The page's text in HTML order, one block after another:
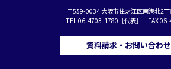
〒559-0034 大阪市住之江区南港北2
TEL 06-4703-1780［代表］ FAX
資料請求・お問い合わ